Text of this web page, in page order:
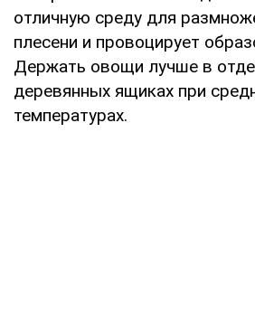
отличную среду для
плесени и провоцирует
Держать овощи лучше в
деревянных ящиках при
температурах.